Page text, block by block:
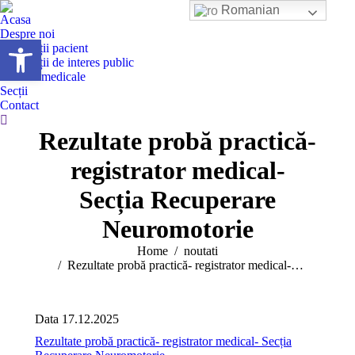
Acasa
Despre noi
Informații pacient
Informații de interes public
Servicii medicale
Secții
Contact
Search:
Rezultate probă practică-
registrator medical-
Secția Recuperare
Neuromotorie
Home
noutati
Rezultate probă practică- registrator medical-…
Data 17.12.2025
Rezultate probă practică- registrator medical- Secția
Romanian
Deschide bara de unelte